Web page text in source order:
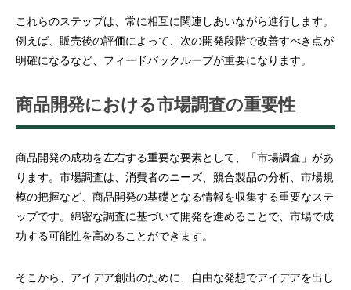
これらのステップは、常に相互に関連しあいながら進行します。
例えば、販売後の評価によって、次の開発段階で改善すべき点が
明確になるなど、フィードバックループが重要になります。
商品開発における市場調査の重要性
商品開発の成功を左右する重要な要素として、「市場調査」があ
ります。市場調査は、消費者のニーズ、競合製品の分析、市場規
模の把握など、商品開発の基礎となる情報を収集する重要なステ
ップです。綿密な調査に基づいて開発を進めることで、市場で成
功する可能性を高めることができます。
そこから、アイデア創出のために、自由な発想でアイデアを出し